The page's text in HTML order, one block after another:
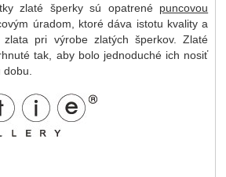
zlaté šperky sú opatrené puncovou
úradom, ktoré dáva istotu kvality a
zlata pri výrobe zlatých šperkov. Zlaté
tak, aby bolo jednoduché ich nosiť